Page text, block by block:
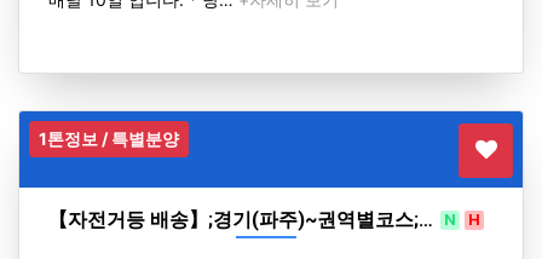
1톤정보 / 특별분양
【자전거등 배송】;경기(파주)~권역별코스;… N H